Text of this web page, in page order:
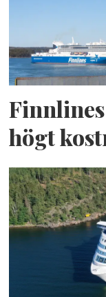
högt